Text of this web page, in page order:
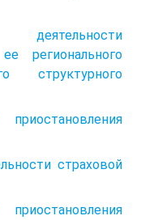
регионального
структурного
страховой